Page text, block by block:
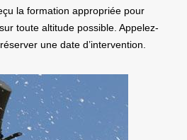
la formation appropriée pour
toute altitude possible. Appelez-
une date d’intervention.